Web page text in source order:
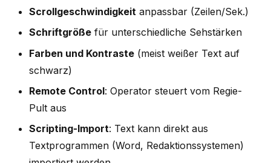
Scrollgeschwindigkeit anpassbar (Zeilen/Sek.)
Schriftgrößefür unterschiedliche Sehstärken
Farben und Kontraste(meist weißer Text auf
schwarz)
Remote Control: Operator steuert vom Regie-
Pult aus
Scripting-Import: Text kann direkt aus
Textprogrammen (Word, Redaktionssystemen)